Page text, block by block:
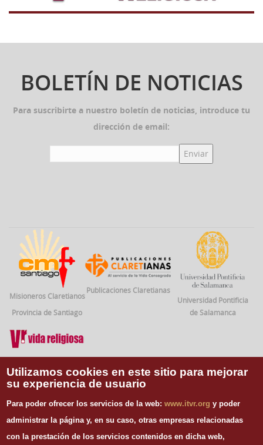
BOLETÍN DE NOTICIAS
Para suscribirte a nuestro boletín de noticias, introduce tu
dirección de email:
Misioneros Claretianos
Provincia de Santiago
Publicaciones Claretianas
Universidad Pontificia
de Salamanca
Instituto Teológico de Vida Religiosa
Escuela Regina Apostolorum
Utilizamos cookies en este sitio para mejorar
su experiencia de usuario
Para poder ofrecer los servicios de la web:www.itvr.org y poder
administrar la página y, en su caso, otras empresas relacionadas
con la prestación de los servicios contenidos en dicha web,